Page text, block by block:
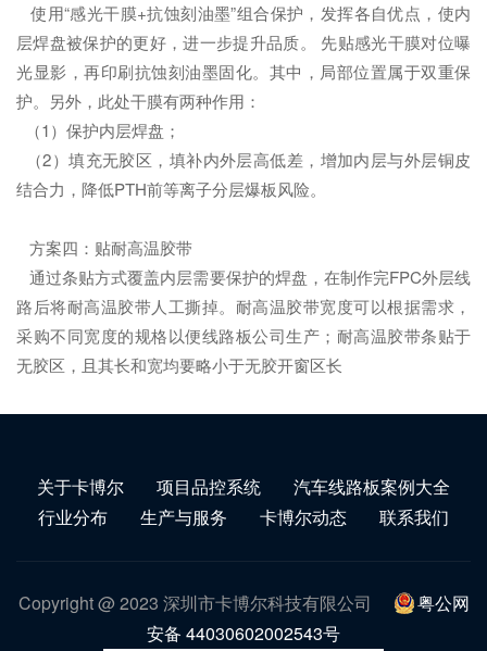
使用“感光干膜+抗蚀刻油墨”组合保护，发挥各自优点，使内
层焊盘被保护的更好，进一步提升品质。 先贴感光干膜对位曝
光显影，再印刷抗蚀刻油墨固化。其中，局部位置属于双重保
护。另外，此处干膜有两种作用：
（1）保护内层焊盘；
（2）填充无胶区，填补内外层高低差，增加内层与外层铜皮
结合力，降低PTH前等离子分层爆板风险。
方案四：贴耐高温胶带
通过条贴方式覆盖内层需要保护的焊盘，在制作完FPC外层线
路后将耐高温胶带人工撕掉。耐高温胶带宽度可以根据需求，
采购不同宽度的规格以便线路板公司生产；耐高温胶带条贴于
无胶区，且其长和宽均要略小于无胶开窗区长
关于卡博尔 项目品控系统
汽车线路板案例大全
行业分布
生产与服务 卡博尔动态 联系我们
Copyright @ 2023 深圳市卡博尔科技有限公司
粤公网
安备 44030602002543号